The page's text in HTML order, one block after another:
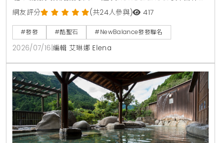
搖與冰品，不僅好喝好玩，超萌周邊更成功打動大家的
心。
網友評分 (共24人參與) 417
#發發 #酷聖石 #NewBalance發發聯名
2026/07/16 編輯 艾琳娜 Elena